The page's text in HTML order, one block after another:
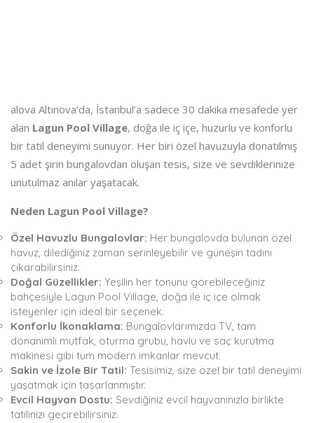
alova Altınova’da, İstanbul’a sadece 30 dakika mesafede yer
alan Lagun Pool Village, doğa ile iç içe, huzurlu ve konforlu
bir tatil deneyimi sunuyor. Her biri özel havuzuyla donatılmış
5 adet şirin bungalovdan oluşan tesis, size ve sevdiklerinize
unutulmaz anılar yaşatacak.
Neden Lagun Pool Village?
Özel Havuzlu Bungalovlar: Her bungalovda bulunan özel
havuz, dilediğiniz zaman serinleyebilir ve güneşin tadını
çıkarabilirsiniz.
Doğal Güzellikler: Yeşilin her tonunu görebileceğiniz
bahçesiyle Lagun Pool Village, doğa ile iç içe olmak
isteyenler için ideal bir seçenek.
Konforlu İkonaklama: Bungalovlarımızda TV, tam
donanımlı mutfak, oturma grubu, havlu ve saç kurutma
makinesi gibi tüm modern imkanlar mevcut.
Sakin ve İzole Bir Tatil: Tesisimiz, size özel bir tatil deneyimi
yaşatmak için tasarlanmıştır.
Evcil Hayvan Dostu: Sevdiğiniz evcil hayvanınızla birlikte
tatilinizi geçirebilirsiniz.